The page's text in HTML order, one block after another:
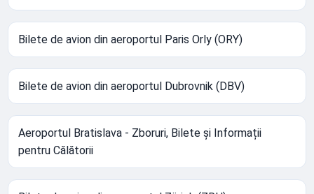
Bilete de avion din aeroportul Paris Orly (ORY)
Bilete de avion din aeroportul Dubrovnik (DBV)
Aeroportul Bratislava - Zboruri, Bilete și Informații
pentru Călătorii